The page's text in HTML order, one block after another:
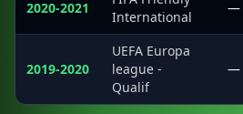
2020-2021
International
—
2019-2020
UEFA Europa
league -
Qualif
—